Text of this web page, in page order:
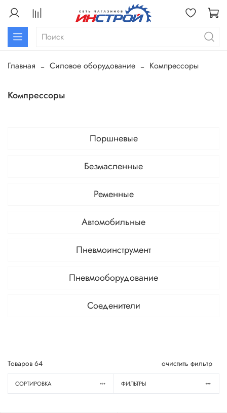
Главная Силовое оборудование Компрессоры
Компрессоры
Поршневые
Безмасленные
Ременные
Автомобильные
Пневмоинструмент
Пневмооборудование
Соеденители
Товаров 64 очистить фильтр
СОРТИРОВКА ФИЛЬТРЫ